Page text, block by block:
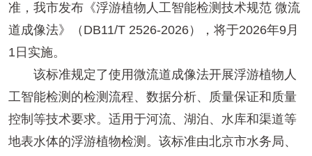
准，我市发布《浮游植物人工智能检测技术规范 微流
道成像法》（DB11/T 2526-2026），将于2026年9月
1日实施。
该标准规定了使用微流道成像法开展浮游植物人
工智能检测的检测流程、数据分析、质量保证和质量
控制等技术要求。适用于河流、湖泊、水库和渠道等
地表水体的浮游植物检测。该标准由北京市水务局、